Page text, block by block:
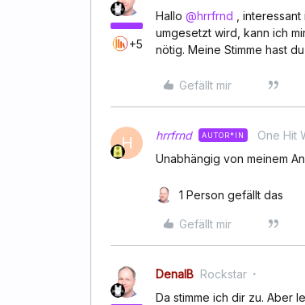
+5
Hallo @hrrfrnd ,
umgesetzt wird, kann ich
nötig. Meine Stimme hast
Gefällt mir
H hrrfrnd AUTOR*IN One Hit
Unabhängig von meinem
1 Person gefällt das
Gefällt mir
DenalB Rockstar
Da stimme ich dir zu. Aber